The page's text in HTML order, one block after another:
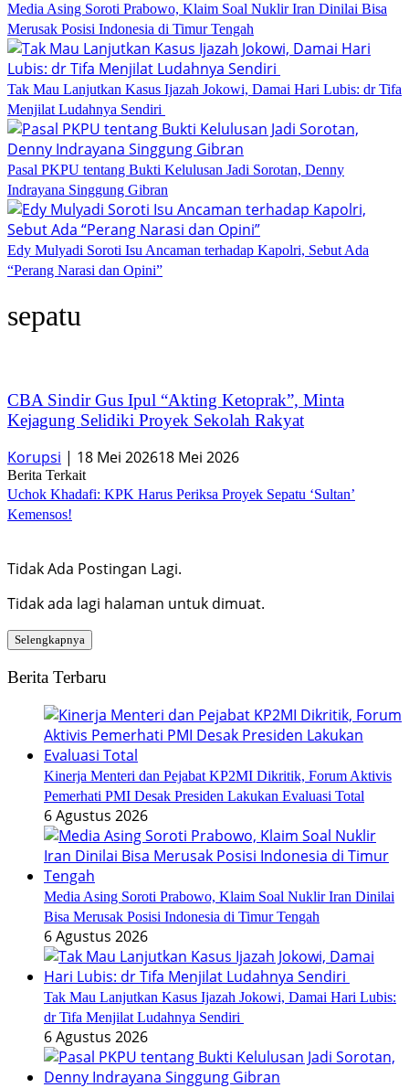
Media Asing Soroti Prabowo, Klaim Soal Nuklir Iran Dinilai Bisa
Merusak Posisi Indonesia di Timur Tengah
Tak Mau Lanjutkan Kasus Ijazah Jokowi, Damai Hari Lubis: dr Tifa
Menjilat Ludahnya Sendiri
Pasal PKPU tentang Bukti Kelulusan Jadi Sorotan, Denny
Indrayana Singgung Gibran
Edy Mulyadi Soroti Isu Ancaman terhadap Kapolri, Sebut Ada
“Perang Narasi dan Opini”
sepatu
CBA Sindir Gus Ipul “Akting Ketoprak”, Minta
Kejagung Selidiki Proyek Sekolah Rakyat
Korupsi | 18 Mei 202618 Mei 2026
Berita Terkait
Uchok Khadafi: KPK Harus Periksa Proyek Sepatu ‘Sultan’
Kemensos!
Tidak Ada Postingan Lagi.
Tidak ada lagi halaman untuk dimuat.
Selengkapnya
Berita Terbaru
Kinerja Menteri dan Pejabat KP2MI Dikritik, Forum Aktivis
Pemerhati PMI Desak Presiden Lakukan Evaluasi Total
6 Agustus 2026
Media Asing Soroti Prabowo, Klaim Soal Nuklir Iran Dinilai
Bisa Merusak Posisi Indonesia di Timur Tengah
6 Agustus 2026
Tak Mau Lanjutkan Kasus Ijazah Jokowi, Damai Hari Lubis:
dr Tifa Menjilat Ludahnya Sendiri
6 Agustus 2026